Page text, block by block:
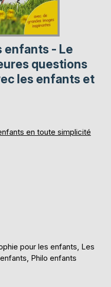
enfants - Le
questions
les enfants et
en toute simplicité
pour les enfants, Les
Philo enfants